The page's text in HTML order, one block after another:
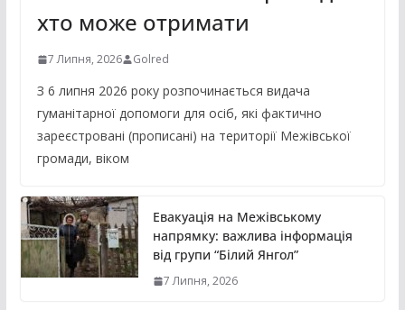
хто може отримати
7 Липня, 2026 Golred
З 6 липня 2026 року розпочинається видача
гуманітарної допомоги для осіб, які фактично
зареєстровані (прописані) на території Межівської
громади, віком
Евакуація на Межівському
напрямку: важлива інформація
від групи “Білий Янгол”
7 Липня, 2026